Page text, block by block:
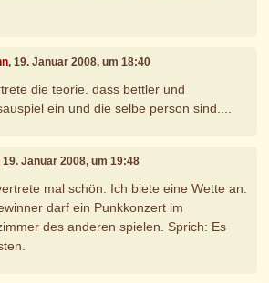
, 19. Januar 2008, um 18:40
die teorie. dass bettler und
ein und die selbe person sind....
19. Januar 2008, um 19:48
mal schön. Ich biete eine Wette an.
darf ein Punkkonzert im
des anderen spielen. Sprich: Es